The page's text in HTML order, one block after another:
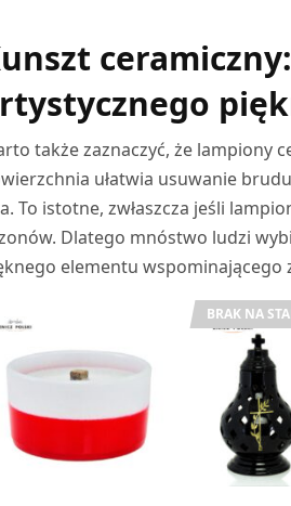
także zaznaczyć, że lampiony
ułatwia usuwanie
To istotne, zwłaszcza jeśli
Dlatego mnóstwo ludzi
elementu wspominającego
BRAK NA